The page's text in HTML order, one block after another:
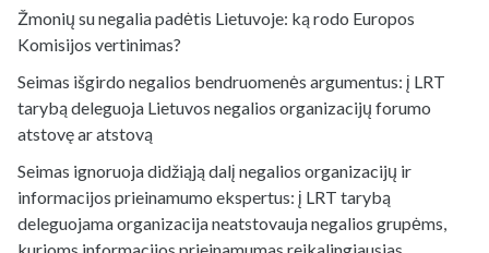
Žmonių su negalia padėtis Lietuvoje: ką rodo Europos
Komisijos vertinimas?
Seimas išgirdo negalios bendruomenės argumentus: į LRT
tarybą deleguoja Lietuvos negalios organizacijų forumo
atstovę ar atstovą
Seimas ignoruoja didžiąją dalį negalios organizacijų ir
informacijos prieinamumo ekspertus: į LRT tarybą
deleguojama organizacija neatstovauja negalios grupėms,